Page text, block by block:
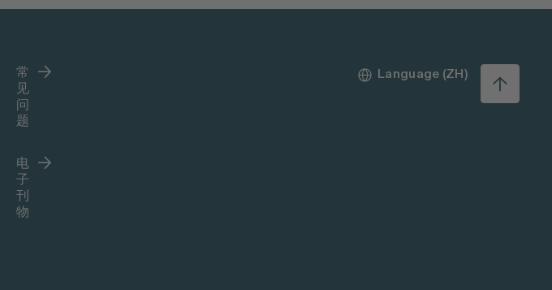
常
见
问
题
电
子
刊
物
Language (ZH)